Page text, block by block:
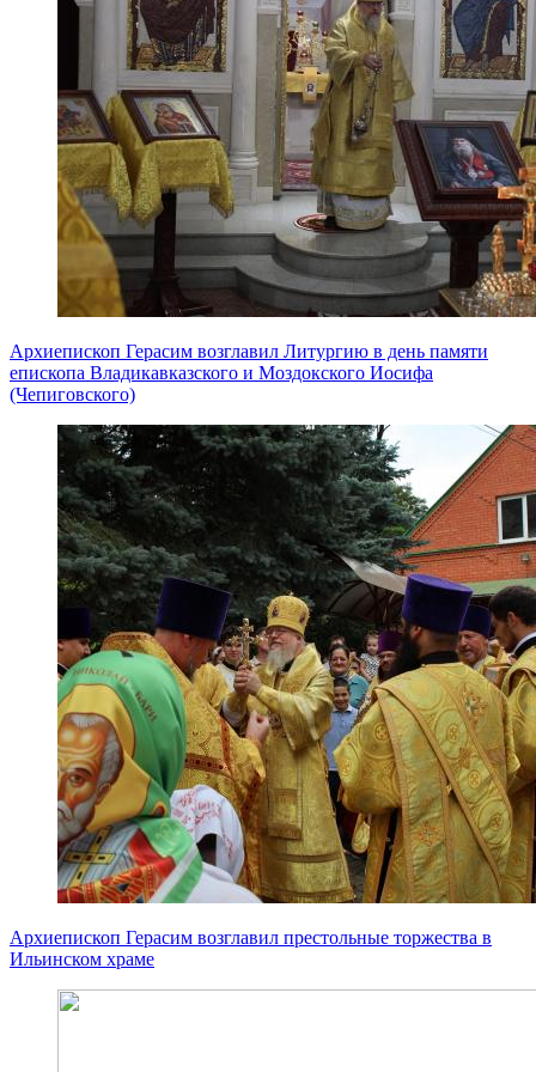
Архиепископ Герасим возглавил Литургию в день памяти
епископа Владикавказского и Моздокского Иосифа
(Чепиговского)
Архиепископ Герасим возглавил престольные торжества в
Ильинском храме